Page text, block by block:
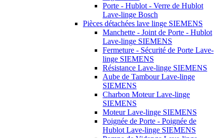
Porte - Hublot - Verre de Hublot
Lave-linge Bosch
Pièces détachées lave linge SIEMENS
Manchette - Joint de Porte - Hublot
Lave-linge SIEMENS
Fermeture - Sécurité de Porte Lave-
linge SIEMENS
Résistance Lave-linge SIEMENS
Aube de Tambour Lave-linge
SIEMENS
Charbon Moteur Lave-linge
SIEMENS
Moteur Lave-linge SIEMENS
Poignée de Porte - Poignée de
Hublot Lave-linge SIEMENS